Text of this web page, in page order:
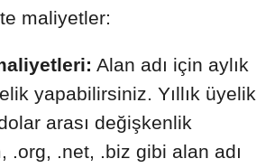
maliyetler:
Alan adı için aylık
yapabilirsiniz. Yıllık üyelik
arası değişkenlik
.org, .net, .biz gibi alan adı